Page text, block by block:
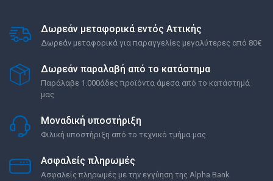
Δωρεάν μεταφορικά εντός Αττικής
Δωρεάν μεταφορικά για παραγγελίες μεγαλύτερες από 80€
Δωρεάν παραλαβή από το κατάστημα
Παράλαβε 1.000άδες προϊόντα άμεσα από το κατάστημά
μας
Μοναδική υποστήριξη
Φιλική υποστήριξη από το τεχνικό τμήμα μας
Ασφαλείς πληρωμές
Ασφαλείς πληρωμές με την εγγύηση της Alpha Bank